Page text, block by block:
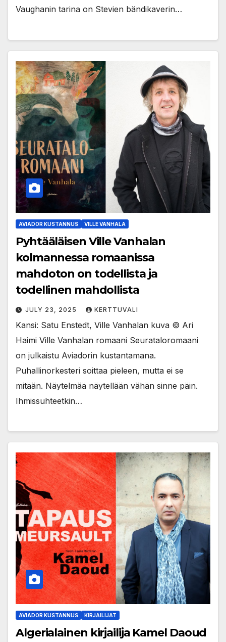
Vaughanin tarina on Stevien bändikaverin…
AVIADOR KUSTANNUS VILLE VANHALA
Pyhtääläisen Ville Vanhalan
kolmannessa romaanissa
mahdoton on todellista ja
todellinen mahdollista
JULY 23, 2025 KERTTUVALI
Kansi: Satu Enstedt, Ville Vanhalan kuva © Ari
Haimi Ville Vanhalan romaani Seurataloromaani
on julkaistu Aviadorin kustantamana.
Puhallinorkesteri soittaa pieleen, mutta ei se
mitään. Näytelmää näytellään vähän sinne päin.
Ihmissuhteetkin…
AVIADOR KUSTANNUS KIRJAILIJAT
Algerialainen kirjailija Kamel Daoud